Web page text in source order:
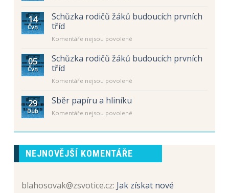
s
názvem
letní
14
Čvn
Schůzka rodičů žáků budoucích prvních
tříd
Komentáře nejsou povolené
s
05
Čvn
Schůzka rodičů žáků budoucích prvních
tříd
Komentáře nejsou povolené
žáků
prvních
tříd
29
Dub
Sběr papíru a hliníku
Komentáře nejsou povolené
s
Sběr
papíru
a
NEJNOVĚJŠÍ KOMENTÁŘE
blahosovak@zsvotice.cz: Jak získat nové